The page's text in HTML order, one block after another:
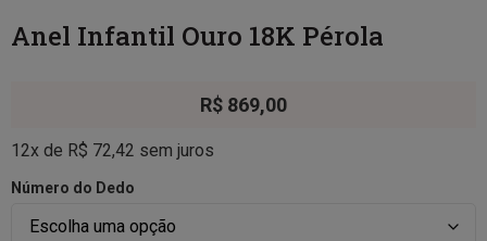
Anel Infantil Ouro 18K Pérola
R$ 869,00
12x de R$ 72,42 sem juros
Número do Dedo